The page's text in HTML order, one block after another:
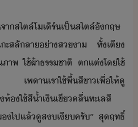
า​สไตล์​โเิร์​เป็​สไตล์​ัฤษ​
ะสลั​ลา​่าสา​ ​ทั้​เตี​
าพ​ ​ใช้​ผ้า​ธรรชาติ​ ​ตแต่​โ​ใช้​
เพา​เรา​ใช้​พื้​สีขา​เพื่ให้​ู​
​ใช้​สี้ำเิ​เขี​คลื่​ทะเล​สี
ไป​แล้​ู​สเี​ครั​”​ ​สุฤทธิ์​